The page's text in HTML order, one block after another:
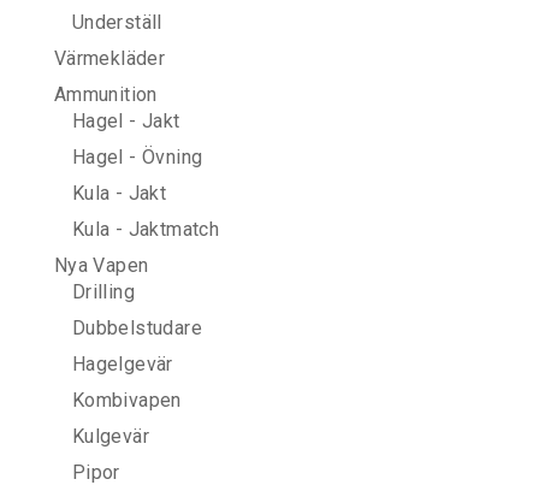
Underställ
Värmekläder
Ammunition
Hagel - Jakt
Hagel - Övning
Kula - Jakt
Kula - Jaktmatch
Nya Vapen
Drilling
Dubbelstudare
Hagelgevär
Kombivapen
Kulgevär
Pipor